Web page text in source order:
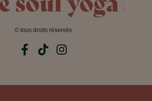
© tous droits réservés